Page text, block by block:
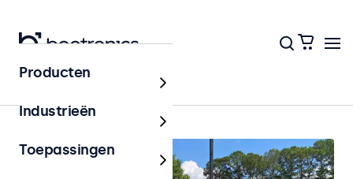
Home
Producten
Industrieën
Toepassingen